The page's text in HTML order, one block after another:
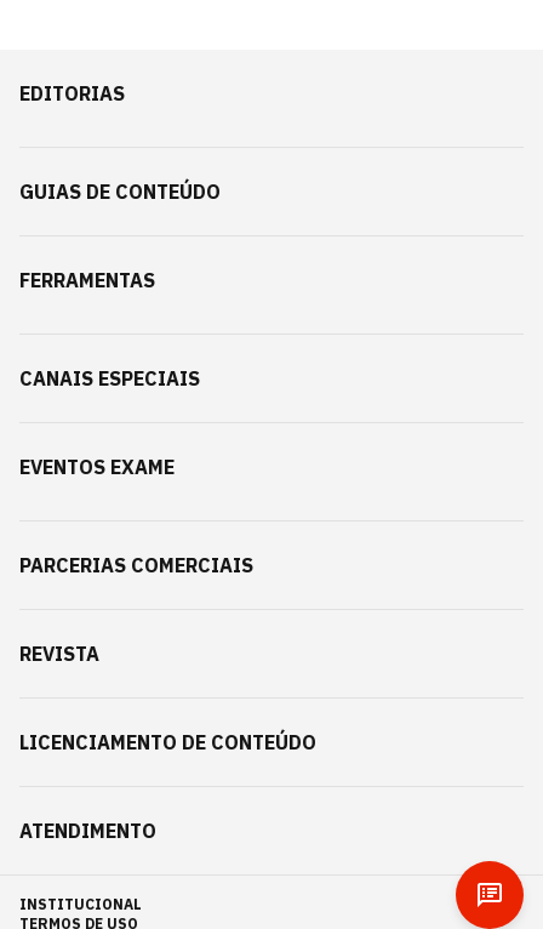
EDITORIAS
GUIAS DE CONTEÚDO
FERRAMENTAS
CANAIS ESPECIAIS
EVENTOS EXAME
PARCERIAS COMERCIAIS
REVISTA
LICENCIAMENTO DE CONTEÚDO
ATENDIMENTO
INSTITUCIONAL
TERMOS DE USO